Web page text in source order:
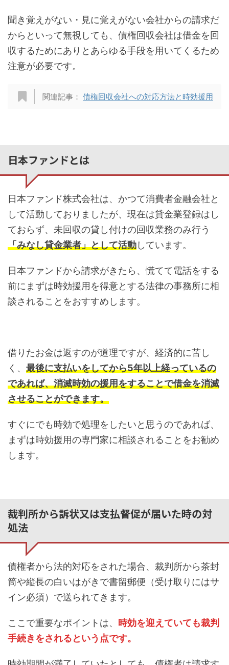
聞き覚えがない・見に覚えがない会社からの請求だ
からといって無視しても、債権回収会社は借金を回
収するためにありとあらゆる手段を用いてくるため
注意が必要です。
関連記事： 債権回収会社への対応方法と時効援用
日本ファンドとは
日本ファンド株式会社は、かつて消費者金融会社と
して活動しておりましたが、現在は貸金業登録はし
ておらず、未回収の貸し付けの回収業務のみ行う
「みなし貸金業者」として活動しています。
日本ファンドから請求がきたら、慌てて電話をする
前にまずは時効援用を得意とする法律の事務所に相
談されることをおすすめします。
借りたお金は返すのが道理ですが、経済的に苦し
く、 最後に支払いをしてから5年以上経っているの
であれば、消滅時効の援用をすることで借金を消滅
させることができます。
すぐにでも時効で処理をしたいと思うのであれば、
まずは時効援用の専門家に相談されることをお勧め
します。
裁判所から訴状又は支払督促が届いた時の対
処法
債権者から法的対応をされた場合、裁判所から茶封
筒や縦長の白いはがきで書留郵便（受け取りにはサ
イン必須）で送られてきます。
ここで重要なポイントは、
時効を迎えていても裁判
手続きをされるという点です。